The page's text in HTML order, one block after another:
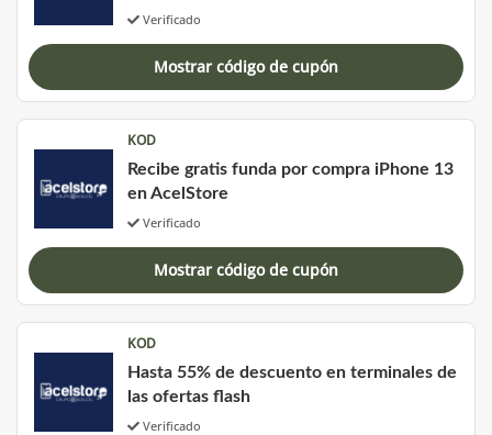
Verificado
Mostrar código de cupón
KOD
Recibe gratis funda por compra iPhone 13
en AcelStore
Verificado
Mostrar código de cupón
KOD
Hasta 55% de descuento en terminales de
las ofertas flash
Verificado